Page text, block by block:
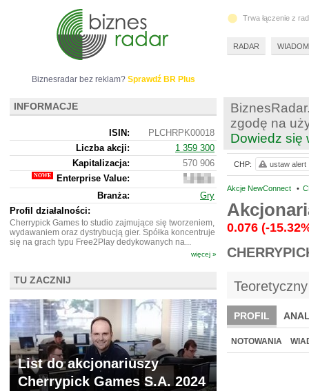
zgodę na
Dowiedz się
Akcje NewConnect •
0.076 (-
PROFIL
BR LAB
NOTOWANIA
CHP: ustaw alert
Biznesradar bez reklam? Sprawdź BR Plus
INFORMACJE
ISIN:
PLCHRPK00018
Liczba akcji:
1 359 300
Kapitalizacja:
570 906
Enterprise Value:
1
746
906
Branża:
Gry
Profil działalności:
Cherrypick Games to studio zajmujące się tworzeniem,
wydawaniem oraz dystrybucją gier. Spółka koncentruje
się na grach typu Free2Play dedykowanych na...
więcej »
TU ZACZNIJ
List do akcjonariuszy
Cherrypick Games S.A. 2024
Trwa łączenie z
RADAR